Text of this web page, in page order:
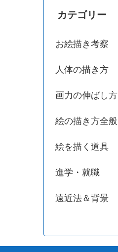
カテゴリー
お絵描き考察
人体の描き方
画力の伸ばし方
絵の描き方全般
絵を描く道具
進学・就職
遠近法＆背景